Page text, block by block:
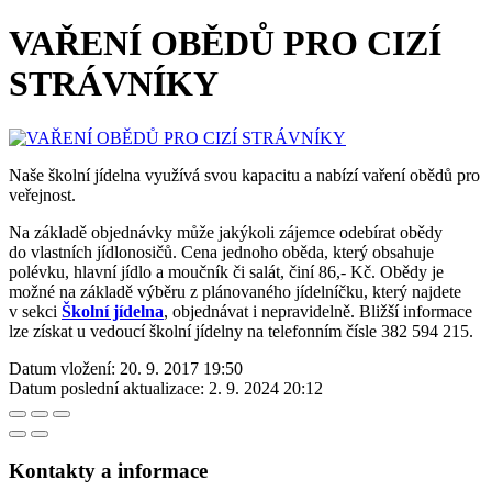
VAŘENÍ OBĚDŮ PRO CIZÍ
STRÁVNÍKY
Naše školní jídelna využívá svou kapacitu a nabízí vaření obědů pro
veřejnost.
Na základě objednávky může jakýkoli zájemce odebírat obědy
do vlastních jídlonosičů. Cena jednoho oběda, který obsahuje
polévku, hlavní jídlo a moučník či salát, činí 86,- Kč. Obědy je
možné na základě výběru z plánovaného jídelníčku, který najdete
v sekci Školní jídelna, objednávat i nepravidelně. Bližší informace
lze získat u vedoucí školní jídelny na telefonním čísle 382 594 215.
Datum vložení: 20. 9. 2017 19:50
Datum poslední aktualizace: 2. 9. 2024 20:12
Kontakty a informace